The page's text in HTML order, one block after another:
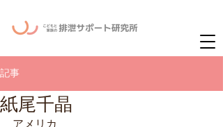
記事
紙尾千晶
アメリカ